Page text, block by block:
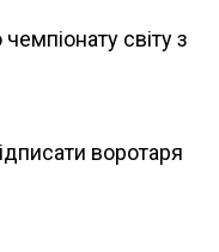
світу з
воротаря